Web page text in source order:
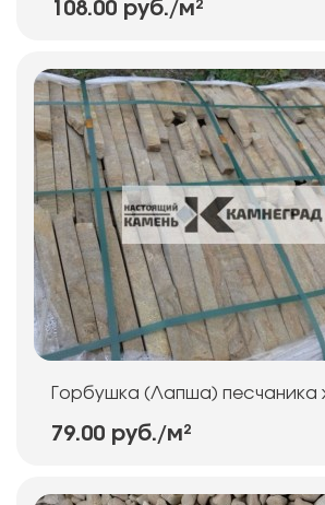
108.00 руб./м²
Горбушка (Лапша) песчаника
79.00 руб./м²